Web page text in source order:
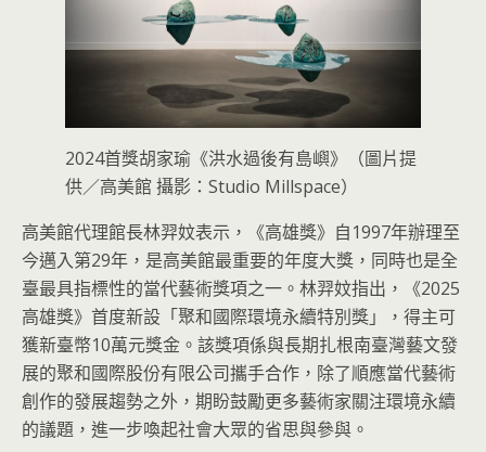
2024首獎胡家瑜《洪水過後有島嶼》（圖片提
供／高美館 攝影：Studio Millspace）
高美館代理館長林羿妏表示，《高雄獎》自1997年辦理至
今邁入第29年，是高美館最重要的年度大獎，同時也是全
臺最具指標性的當代藝術獎項之一。林羿妏指出，《2025
高雄獎》首度新設「聚和國際環境永續特別獎」，得主可
獲新臺幣10萬元獎金。該獎項係與長期扎根南臺灣藝文發
展的聚和國際股份有限公司攜手合作，除了順應當代藝術
創作的發展趨勢之外，期盼鼓勵更多藝術家關注環境永續
的議題，進一步喚起社會大眾的省思與參與。